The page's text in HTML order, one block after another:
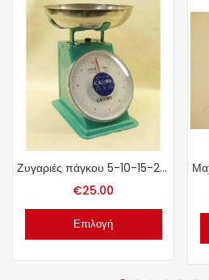
Ζυγαριές πάγκου 5-10-15-20 κιλών
€25.00
Επιλογή